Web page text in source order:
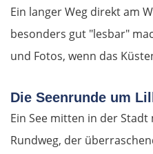
Ein langer Weg direkt am
besonders gut "lesbar"
und Fotos, wenn das
Die Seenrunde um
Ein See mitten in der
Rundweg, der
Râmnicu Vâlcea
Pitești
Bukarest